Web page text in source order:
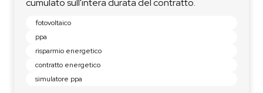
cumulato sull'intera durata del contratto.
fotovoltaico
ppa
risparmio energetico
contratto energetico
simulatore ppa